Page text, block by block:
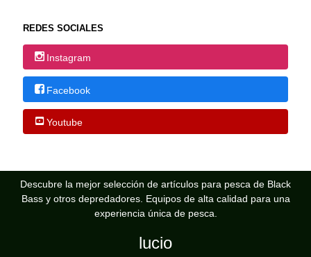
REDES SOCIALES
Instagram
Facebook
Youtube
Descubre la mejor selección de artículos para pesca de Black
Bass y otros depredadores. Equipos de alta calidad para una
experiencia única de pesca.
lucio